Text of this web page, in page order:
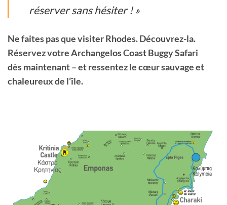
réserver sans hésiter ! »
Ne faites pas que visiter Rhodes. Découvrez-la.
Réservez votre Archangelos Coast Buggy Safari
dès maintenant – et ressentez le cœur sauvage et
chaleureux de l’île.